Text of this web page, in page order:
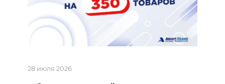
28 июля 2026